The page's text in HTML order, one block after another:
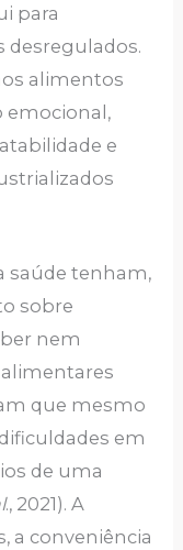
para
alimentos
emocional,
e
saúde tenham,
sobre
nem
que mesmo
em
de uma
., 2021). A
a conveniência